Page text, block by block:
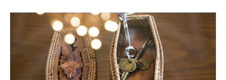
Kandydat